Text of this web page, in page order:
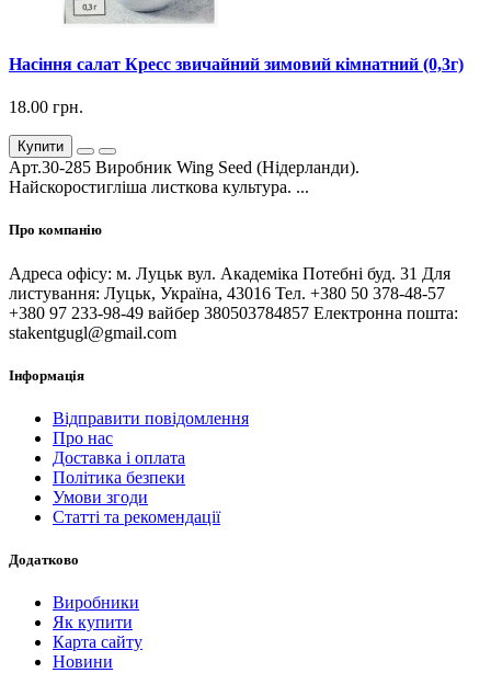
Насіння салат Кресс звичайний зимовий кімнатний (0,3г)
18.00 грн.
Купити
Арт.30-285 Виробник Wing Seed (Нідерланди).
Найскоростигліша листкова культура. ...
Про компанію
Адреса офісу: м. Луцьк вул. Академіка Потебні буд. 31 Для
листування: Луцьк, Україна, 43016 Тел. +380 50 378-48-57
+380 97 233-98-49 вайбер 380503784857 Електронна пошта:
stakentgugl@gmail.com
Інформація
Відправити повідомлення
Про нас
Доставка і оплата
Політика безпеки
Умови згоди
Статті та рекомендації
Додатково
Виробники
Як купити
Карта сайту
Новини